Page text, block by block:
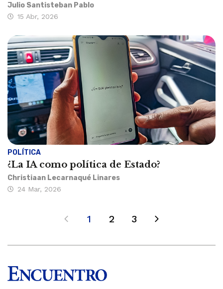
Julio Santisteban Pablo
15 Abr, 2026
POLÍTICA
¿La IA como política de Estado?
Christiaan Lecarnaqué Linares
24 Mar, 2026
1 2 3